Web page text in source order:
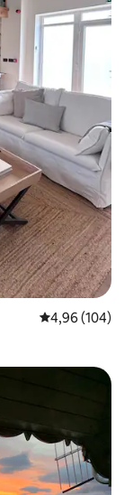
Średnia
4,96 (104)